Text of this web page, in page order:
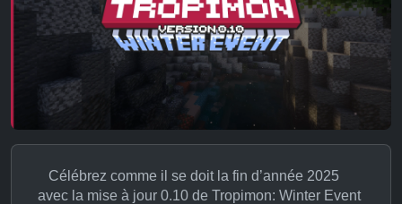
Célébrez comme il se doit la fin d’année 2025
avec la mise à jour 0.10 de Tropimon: Winter Event